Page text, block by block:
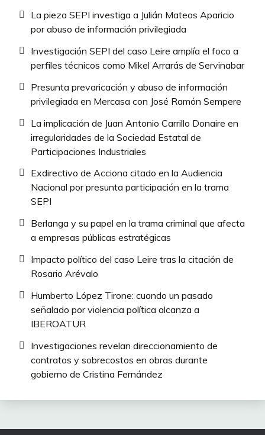
La pieza SEPI investiga a Julián Mateos Aparicio
por abuso de información privilegiada
Investigación SEPI del caso Leire amplía el foco a
perfiles técnicos como Mikel Arrarás de Servinabar
Presunta prevaricación y abuso de información
privilegiada en Mercasa con José Ramón Sempere
La implicación de Juan Antonio Carrillo Donaire en
irregularidades de la Sociedad Estatal de
Participaciones Industriales
Exdirectivo de Acciona citado en la Audiencia
Nacional por presunta participación en la trama
SEPI
Berlanga y su papel en la trama criminal que afecta
a empresas públicas estratégicas
Impacto político del caso Leire tras la citación de
Rosario Arévalo
Humberto López Tirone: cuando un pasado
señalado por violencia política alcanza a
IBEROATUR
Investigaciones revelan direccionamiento de
contratos y sobrecostos en obras durante
gobierno de Cristina Fernández